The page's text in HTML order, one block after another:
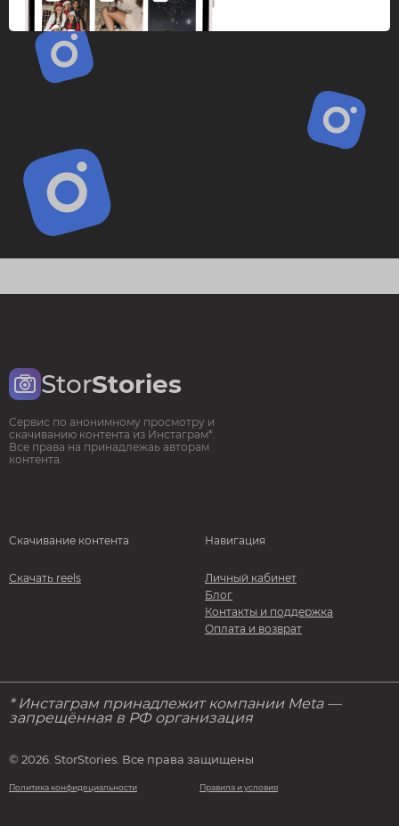
StorStories
Сервис по анонимному просмотру и
скачиванию контента из Инстаграм*.
Все права на принадлежаь авторам
контента.
Скачивание контента
Скачать reels
Навигация
Личный кабинет
Блог
Контакты и поддержка
Оплата и возврат
* Инстаграм принадлежит компании Meta —
запрещённая в РФ организация
© 2026. StorStories. Все права защищены
Политика конфидециальности Правила и условия